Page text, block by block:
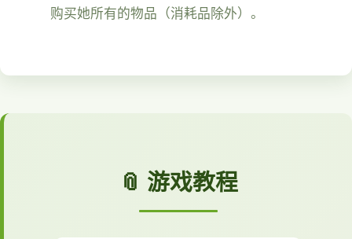
购买她所有的物品（消耗品除外）。
📎 游戏教程